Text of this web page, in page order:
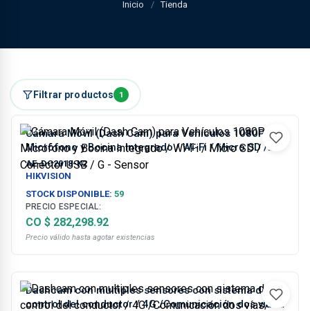
Inicio / Tienda
Filtrar productos 1
Cámara Móvil (Dash Cam) para Vehículos 1080P /
Micrófono y Bocina Integrado / Wi-Fi / Micro SD /
Conector USB / G - Sensor
AE-DC2018-K2
HIKVISION
STOCK DISPONIBLE: 59
PRECIO ESPECIAL:
CO $ 282,298.92
Precio válido hasta agotar existencias
Dashcam con multiples sensores con sistema de
control del conductor / 4G /Comunicación dos vías/